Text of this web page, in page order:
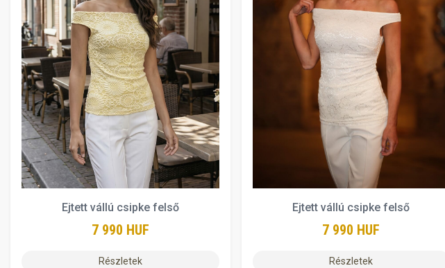
Ejtett vállú csipke felső
7 990 HUF
Részletek
Ejtett vállú csipke felső
7 990 HUF
Részletek